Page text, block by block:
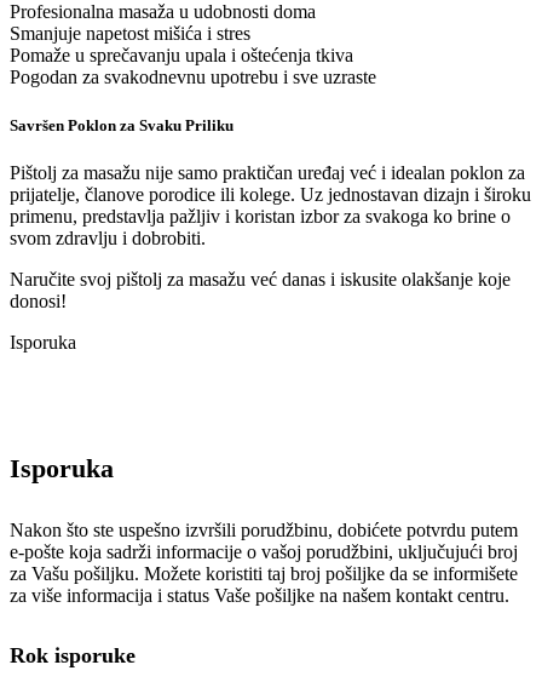
Profesionalna masaža u udobnosti doma
Smanjuje napetost mišića i stres
Pomaže u sprečavanju upala i oštećenja tkiva
Pogodan za svakodnevnu upotrebu i sve uzraste
Savršen Poklon za Svaku Priliku
Pištolj za masažu nije samo praktičan uređaj već i idealan poklon za
prijatelje, članove porodice ili kolege. Uz jednostavan dizajn i široku
primenu, predstavlja pažljiv i koristan izbor za svakoga ko brine o
svom zdravlju i dobrobiti.
Naručite svoj pištolj za masažu već danas i iskusite olakšanje koje
donosi!
Isporuka
Isporuka
Nakon što ste uspešno izvršili porudžbinu, dobićete potvrdu putem
e-pošte koja sadrži informacije o vašoj porudžbini, uključujući broj
za Vašu pošiljku. Možete koristiti taj broj pošiljke da se informišete
za više informacija i status Vaše pošiljke na našem kontakt centru.
Rok isporuke